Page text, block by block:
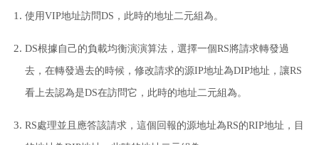
使用VIP地址訪問DS，此時的地址二元組為。
DS根據自己的負載均衡演演算法，選擇一個RS將請求轉發過
去，在轉發過去的時候，修改請求的源IP地址為DIP地址，讓RS
看上去認為是DS在訪問它，此時的地址二元組為。
RS處理並且應答該請求，這個回報的源地址為RS的RIP地址，目